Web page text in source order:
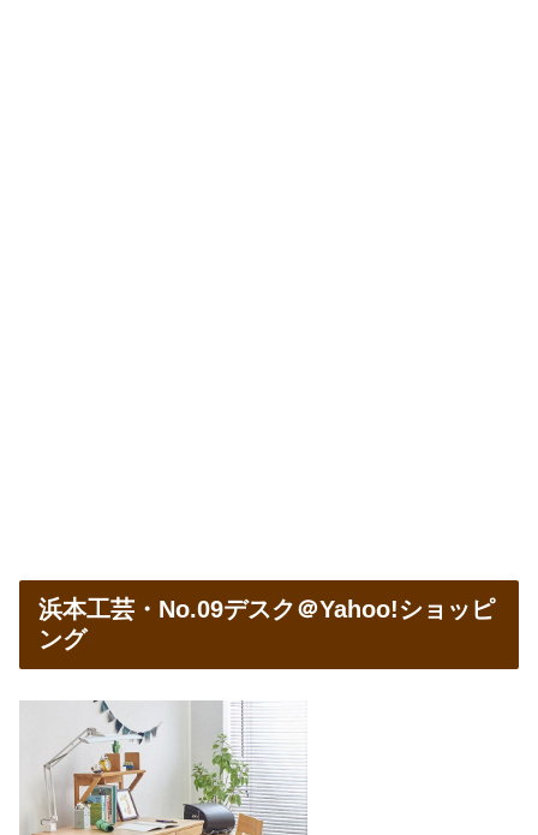
浜本工芸・No.09デスク＠Yahoo!ショッピ
ング